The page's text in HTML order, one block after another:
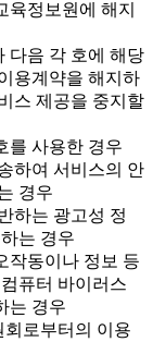
육정보원에 해지
다음 각 호에 해당
용계약을 해지하
스 제공을 중지할
를 사용한 경우
하여 서비스의 안
경우
하는 광고성 정
는 경우
작동이나 정보 등
퓨터 바이러스
는 경우
회로부터의 이용